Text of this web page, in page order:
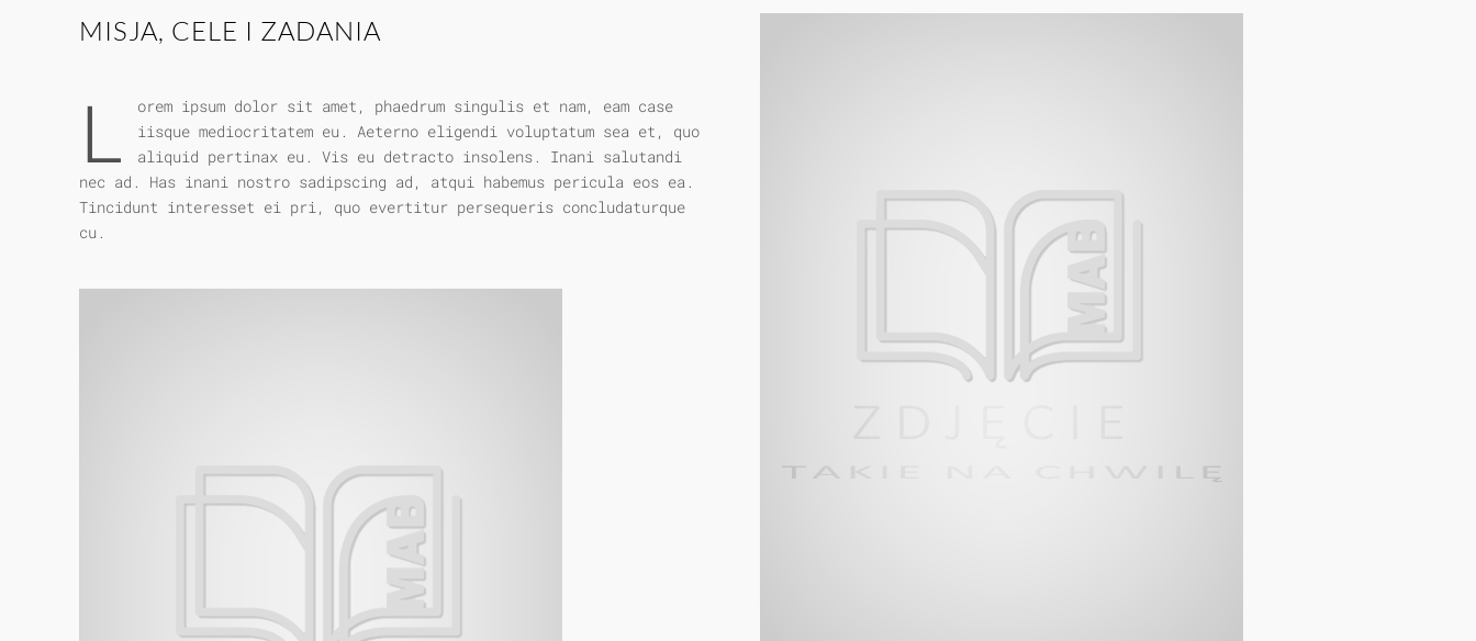
MISJA, CELE I ZADANIA
L
orem ipsum dolor sit amet, phaedrum singulis et nam, eam case
iisque mediocritatem eu. Aeterno eligendi voluptatum sea et, quo
aliquid pertinax eu. Vis eu detracto insolens. Inani salutandi
nec ad. Has inani nostro sadipscing ad, atqui habemus pericula eos ea.
Tincidunt interesset ei pri, quo evertitur persequeris concludaturque
cu.